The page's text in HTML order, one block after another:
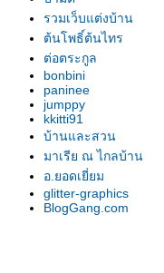
รวมเว็บแต่งบ้าน
ต้นโพธิ์ต้นไทร
ต่อตระกูล
bonbini
paninee
jumppy
kkitti91
บ้านและสวน
มาเรีย ณ ไกลบ้าน
อ.ยอดเยี่ยม
glitter-graphics
BlogGang.com